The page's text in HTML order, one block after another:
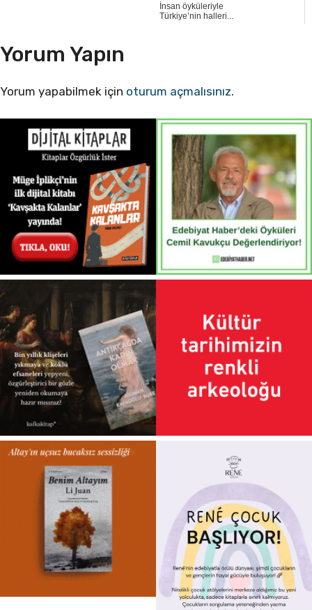
İnsan öyküleriyle
Türkiye’nin halleri...
Yorum Yapın
Yorum yapabilmek için oturum açmalısınız.